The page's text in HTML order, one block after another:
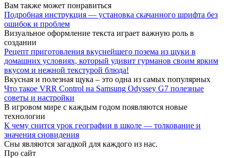
Вам также может понравиться
Подробная инструкция — установка скачанного шрифта без
ошибок и проблем
Визуальное оформление текста играет важную роль в
создании
Рецепт приготовления вкуснейшего позема из щуки в
домашних условиях, который удивит гурманов своим ярким
вкусом и нежной текстурой блюда!
Вкусная и полезная щука – это одна из самых популярных
Что такое VRR Control на Samsung Odyssey G7 полезные
советы и настройки
В игровом мире с каждым годом появляются новые
технологии
К чему снится урок географии в школе — толкование и
значения сновидения
Сны являются загадкой для каждого из нас.
Про сайт